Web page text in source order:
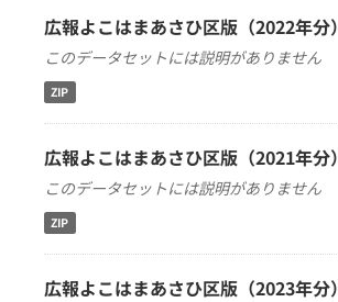
広報よこはまあさひ区版（2022年分）
このデータセットには説明がありません
ZIP
広報よこはまあさひ区版（2021年分）
このデータセットには説明がありません
ZIP
広報よこはまあさひ区版（2023年分）